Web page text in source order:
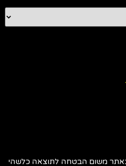
באתר משום הבטחה לתוצאה כלשהי